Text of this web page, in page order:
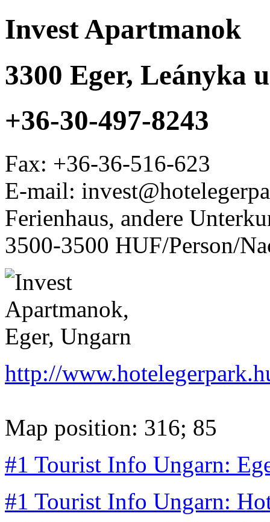
Invest Apartmanok
3300 Eger, Leányka
+36-30-497-8243
Fax: +36-36-516-623
E-mail:
Ferienhaus, andere
3500-3500 HUF/Person/
http://
Map position: 316; 85
#1 Tourist Info Ungarn:
#1 Tourist Info Ungarn: